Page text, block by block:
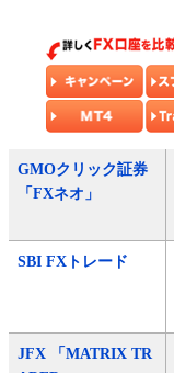
GMOクリック証券
「FXネオ」
SBI FXトレード
JFX 「MATRIX TR